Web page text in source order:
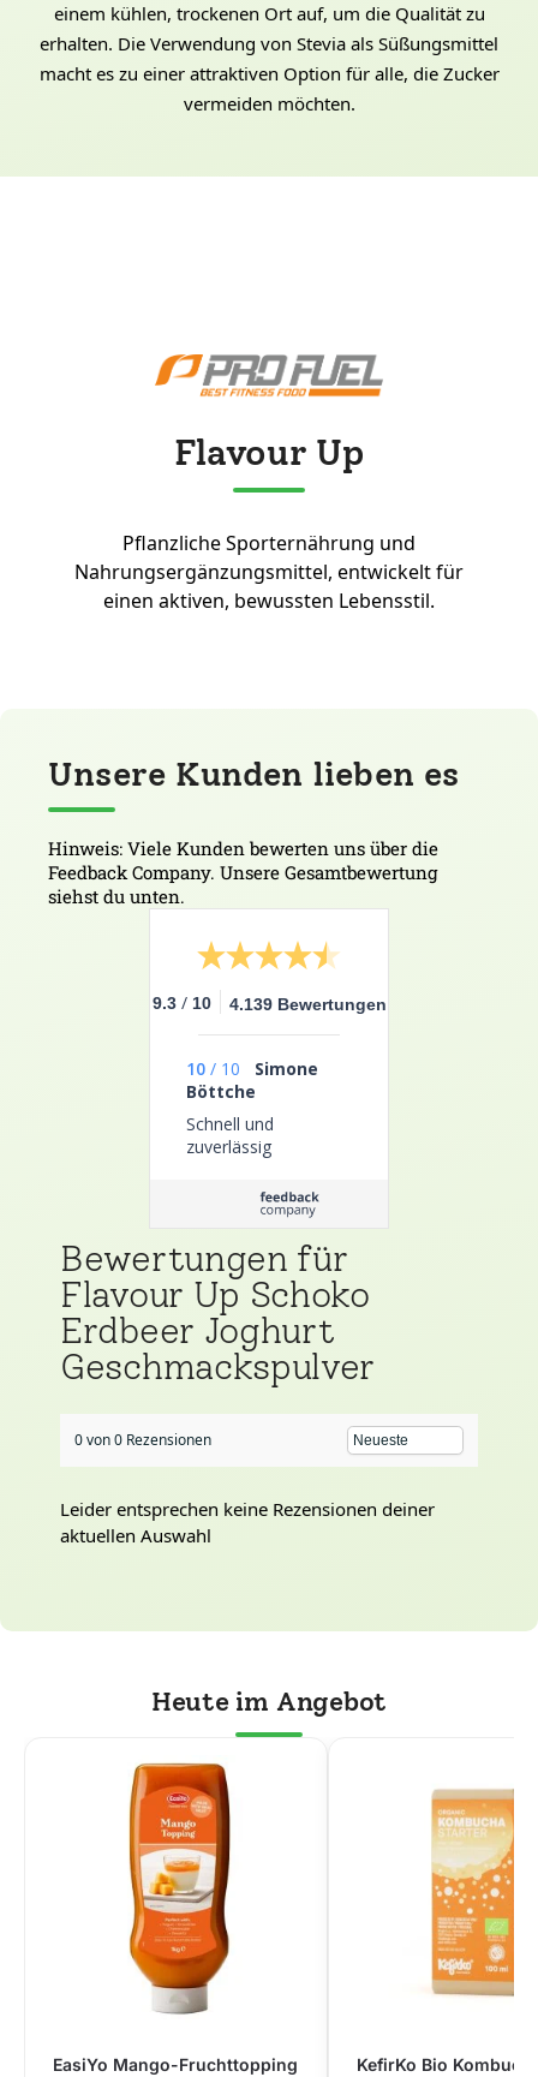
einem kühlen, trockenen Ort auf, um die Qualität zu
erhalten. Die Verwendung von Stevia als Süßungsmittel
macht es zu einer attraktiven Option für alle, die Zucker
vermeiden möchten.
Flavour Up
Pflanzliche Sporternährung und
Nahrungsergänzungsmittel, entwickelt für
einen aktiven, bewussten Lebensstil.
Unsere Kunden lieben es
Hinweis: Viele Kunden bewerten uns über die
Feedback Company. Unsere Gesamtbewertung
siehst du unten.
9.3 / 10 4.139 Bewertungen
10 / 10
Simone
Böttche
Schnell und
zuverlässig
Bewertungen für
Flavour Up Schoko
Erdbeer Joghurt
Geschmackspulver
0 von 0 Rezensionen
Leider entsprechen keine Rezensionen deiner
aktuellen Auswahl
Heute im Angebot
EasiYo Mango-Fruchttopping KefirKo Bio